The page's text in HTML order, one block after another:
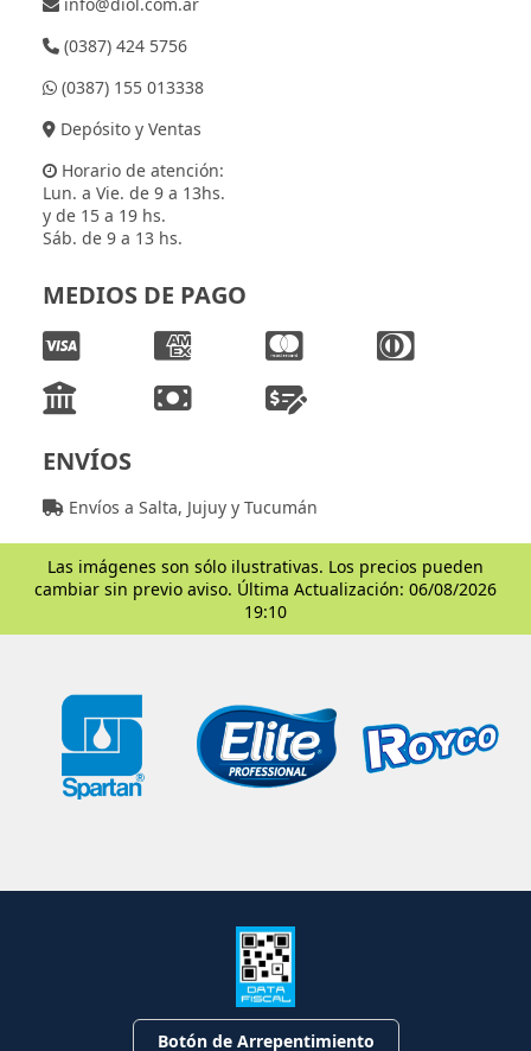
(0387) 424 5756
(0387) 155 013338
Depósito y Ventas
Horario de atención:
Lun. a Vie. de 9 a 13hs.
y de 15 a 19 hs.
Sáb. de 9 a 13 hs.
MEDIOS DE PAGO
ENVÍOS
Envíos a Salta, Jujuy y Tucumán
Las imágenes son sólo ilustrativas. Los precios pueden
cambiar sin previo aviso. Última Actualización: 06/08/2026
19:10
Botón de Arrepentimiento